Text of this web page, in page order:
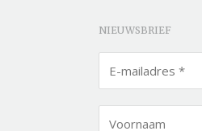
NIEUWSBRIEF